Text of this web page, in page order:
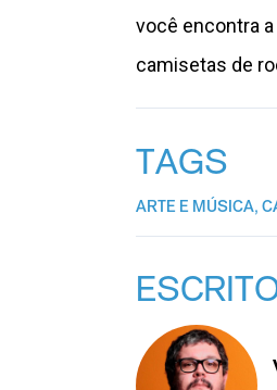
você encontra a
camisetas de
TAGS
ARTE E MÚSICA,